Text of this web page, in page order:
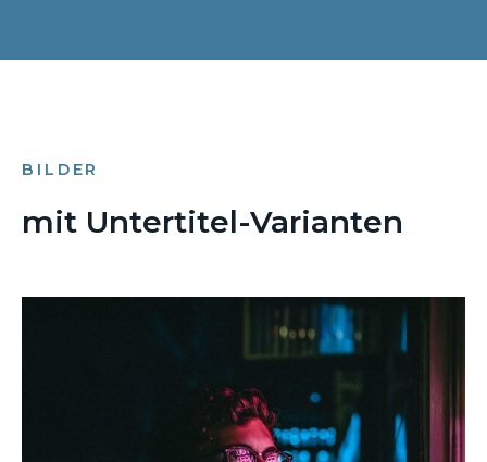
BILDER
mit Untertitel-Varianten